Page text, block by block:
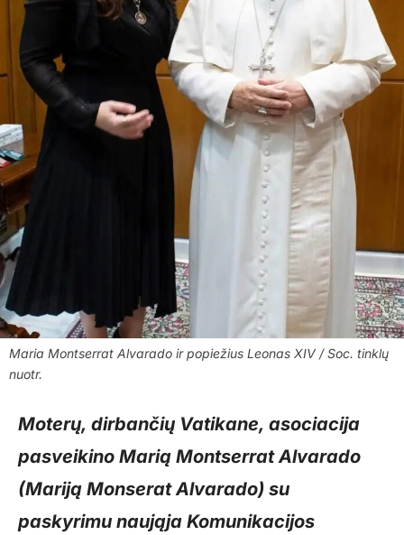
Maria Montserrat Alvarado ir popiežius Leonas XIV / Soc. tinklų
nuotr.
Moterų, dirbančių Vatikane, asociacija
pasveikino Marią Montserrat Alvarado
(Mariją Monserat Alvarado) su
paskyrimu naująja Komunikacijos